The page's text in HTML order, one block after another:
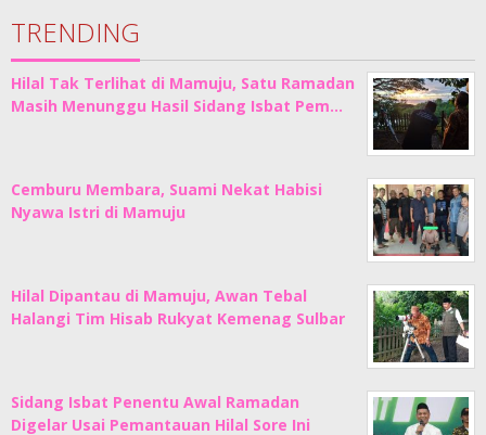
TRENDING
Hilal Tak Terlihat di Mamuju, Satu Ramadan
Masih Menunggu Hasil Sidang Isbat Pem…
Cemburu Membara, Suami Nekat Habisi
Nyawa Istri di Mamuju
Hilal Dipantau di Mamuju, Awan Tebal
Halangi Tim Hisab Rukyat Kemenag Sulbar
Sidang Isbat Penentu Awal Ramadan
Digelar Usai Pemantauan Hilal Sore Ini